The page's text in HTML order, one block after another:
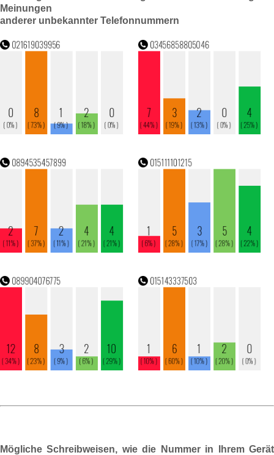
Meinungen
anderer unbekannter Telefonnummern
Mögliche Schreibweisen, wie die Nummer in Ihrem Gerät